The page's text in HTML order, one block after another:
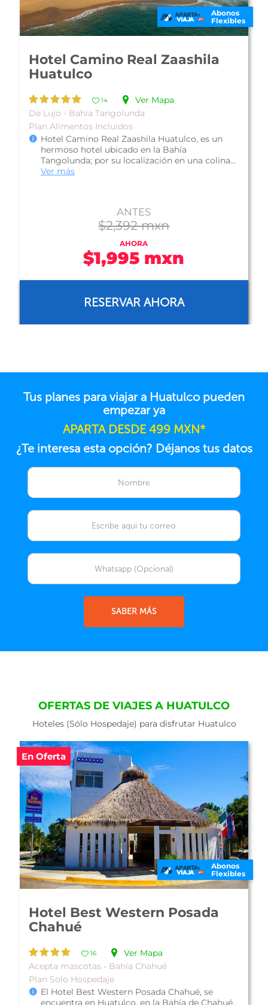
Abonos
Flexibles
Hotel Las Brisas Huatulco
De Lujo - Bahía Tangolunda
Plan Todo Incluido
Enclavado en la hermosa Bahía de Tangolunda,
se encuentra el Hotel Las Brisas Huatulco, un
propuesta ideal para tu hospeda...Ver más
$2,255 mxn
RESERVAR AHORA
Tus planes para viajar a Huatulco pueden
empezar ya
APARTA DESDE 499 MXN*
¿Te interesa esta opción? Déjanos tus datos
SABER MÁS
OFERTAS DE VIAJES A HUATULCO
Hoteles (Sólo Hospedaje) para disfrutar Huatulco
En Oferta
Abonos
Flexibles
Hotel Villablanca Huatulco
Familiar - Bahía Chahué
Plan Desayuno Incluido
Hotel Villablanca Huatulco, es una propiedad
con una ubicación privilegiada en la ciudad, ya
que se encuentra a unos pasos...Ver más